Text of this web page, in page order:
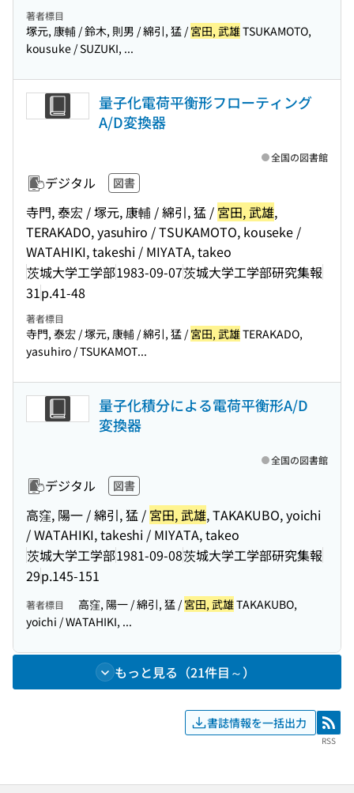
著者標目
塚元, 康輔 / 鈴木, 則男 / 綿引, 猛 /宮田, 武雄TSUKAMOTO,
kousuke / SUZUKI, ...
量子化電荷平衡形フローティング
A/D変換器
デジタル 図書
寺門, 泰宏 / 塚元, 康輔 / 綿引, 猛 / 宮田, 武雄,
TERAKADO, yasuhiro / TSUKAMOTO, kouseke /
WATAHIKI, takeshi / MIYATA, takeo
茨城大学工学部1983-09-07茨城大学工学部研究集報
31p.41-48
全国の図書館
著者標目
寺門, 泰宏 / 塚元, 康輔 / 綿引, 猛 /宮田, 武雄TERAKADO,
yasuhiro / TSUKAMOT...
量子化積分による電荷平衡形A/D
変換器
デジタル 図書
高窪, 陽一 / 綿引, 猛 / 宮田, 武雄, TAKAKUBO, yoichi
/ WATAHIKI, takeshi / MIYATA, takeo
茨城大学工学部1981-09-08茨城大学工学部研究集報
29p.145-151
全国の図書館
著者標目 高窪, 陽一 / 綿引, 猛 /宮田, 武雄TAKAKUBO,
yoichi / WATAHIKI, ...
もっと見る（21件目～）
書誌情報を一括出力 RSS
RSS